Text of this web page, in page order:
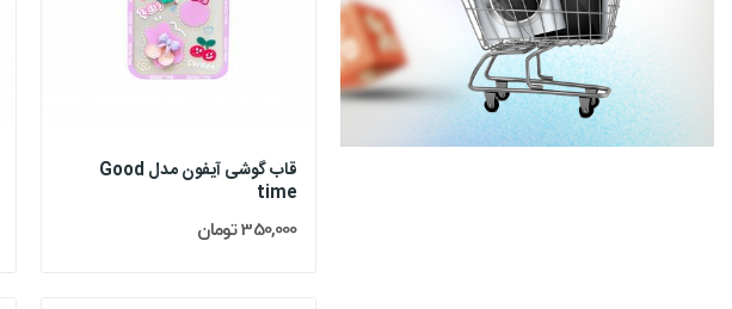
قاب گوشی آیفون مدل Good
time
350,000 تومان